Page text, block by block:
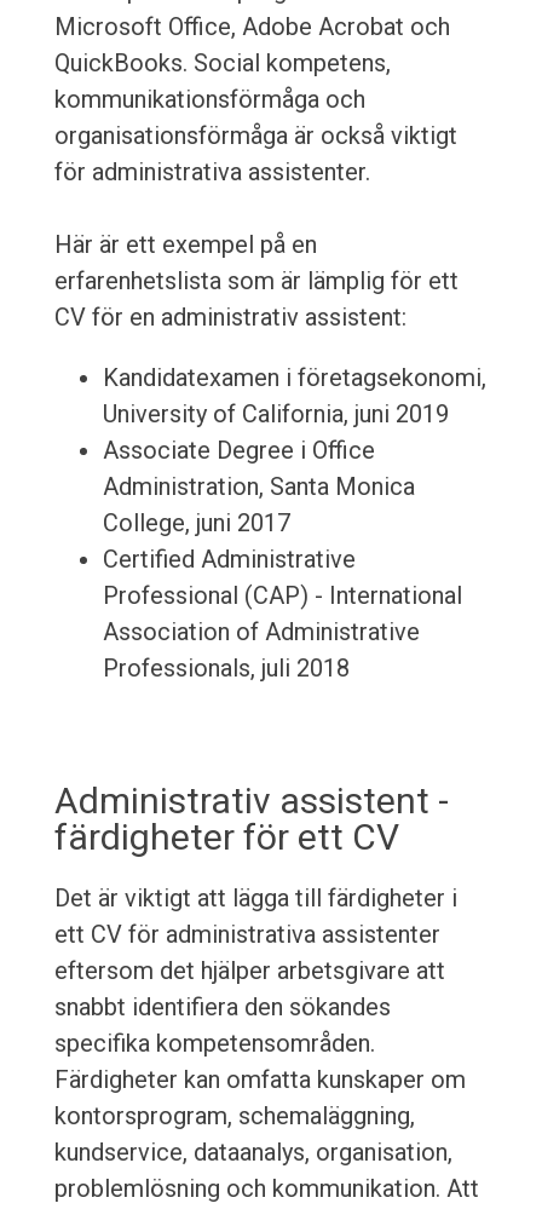
Microsoft Office, Adobe Acrobat och
QuickBooks. Social kompetens,
kommunikationsförmåga och
organisationsförmåga är också viktigt
för administrativa assistenter.
Här är ett exempel på en
erfarenhetslista som är lämplig för ett
CV för en administrativ assistent:
Kandidatexamen i företagsekonomi,
University of California, juni 2019
Associate Degree i Office
Administration, Santa Monica
College, juni 2017
Certified Administrative
Professional (CAP) - International
Association of Administrative
Professionals, juli 2018
Administrativ assistent -
färdigheter för ett CV
Det är viktigt att lägga till färdigheter i
ett CV för administrativa assistenter
eftersom det hjälper arbetsgivare att
snabbt identifiera den sökandes
specifika kompetensområden.
Färdigheter kan omfatta kunskaper om
kontorsprogram, schemaläggning,
kundservice, dataanalys, organisation,
problemlösning och kommunikation. Att